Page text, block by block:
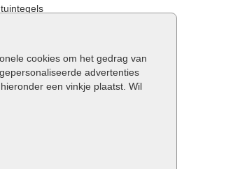
cookies om het gedrag van
advertenties
een vinkje plaatst. Wil
plaatsen